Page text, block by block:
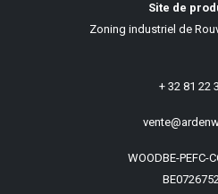
Site de
Zoning industriel de
+ 32 81 22
WOODBE-PEFC-